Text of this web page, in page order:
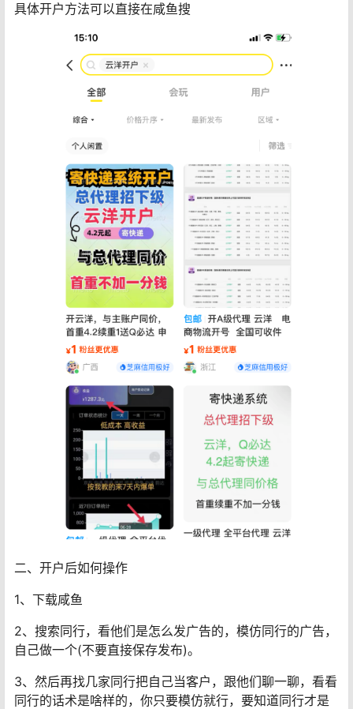
具体开户方法可以直接在咸鱼搜
二、开户后如何操作
1、下载咸鱼
2、搜索同行，看他们是怎么发广告的，模仿同行的广告，
自己做一个(不要直接保存发布)。
3、然后再找几家同行把自己当客户，跟他们聊一聊，看看
同行的话术是啥样的，你只要模仿就行，要知道同行才是